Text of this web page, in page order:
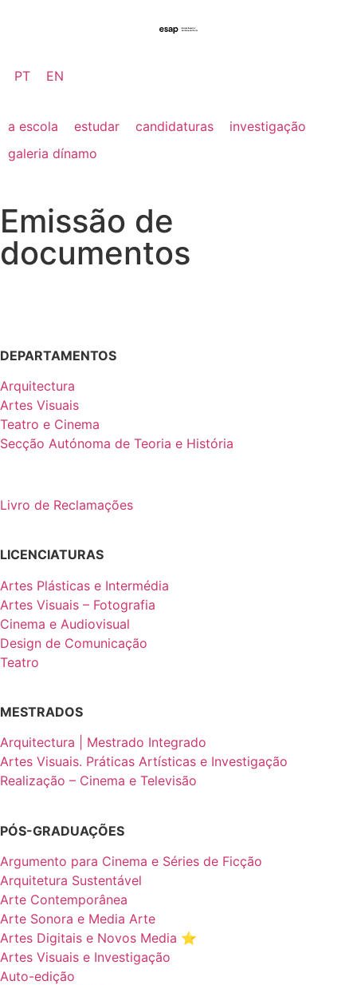
PT EN
a escola estudar candidaturas
investigação
galeria dínamo
Emissão de
documentos
DEPARTAMENTOS
Arquitectura
Artes Visuais
Teatro e Cinema
Secção Autónoma de Teoria e História
Livro de Reclamações
LICENCIATURAS
Artes Plásticas e Intermédia
Artes Visuais – Fotografia
Cinema e Audiovisual
Design de Comunicação
Teatro
MESTRADOS
Arquitectura | Mestrado Integrado
Artes Visuais. Práticas Artísticas e Investigação
Realização – Cinema e Televisão
PÓS-GRADUAÇÕES
Argumento para Cinema e Séries de Ficção
Arquitetura Sustentável
Arte Contemporânea
Arte Sonora e Media Arte
Artes Digitais e Novos Media ⭐️
Artes Visuais e Investigação
Auto-edição